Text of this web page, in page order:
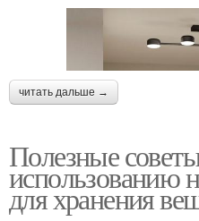
читать дальше →
Полезные
использованию
для хранения